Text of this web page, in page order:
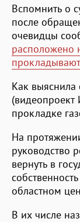
Вспомнить о
после
очевидцы
расположено
Как выяснила
прокладке
На
руководство
вернуть в
областном
В их числе